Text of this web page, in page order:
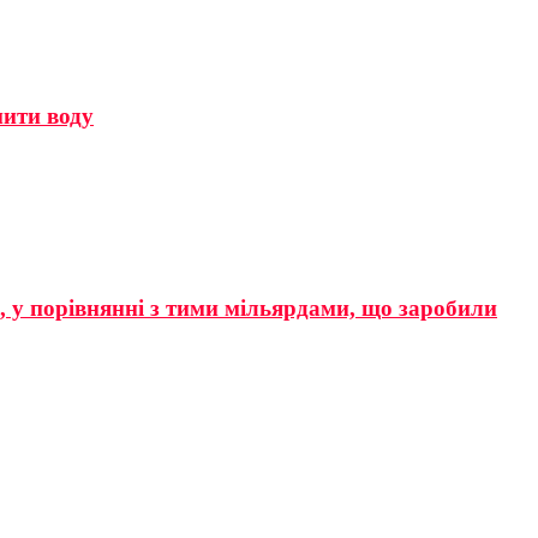
воду
у порівнянні з тими мільярдами, що заробили